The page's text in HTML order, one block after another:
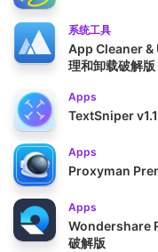
系统工具
App Cleaner
理和卸载破解版
Apps
TextSniper
Apps
Proxyman
Apps
Wondershare
破解版